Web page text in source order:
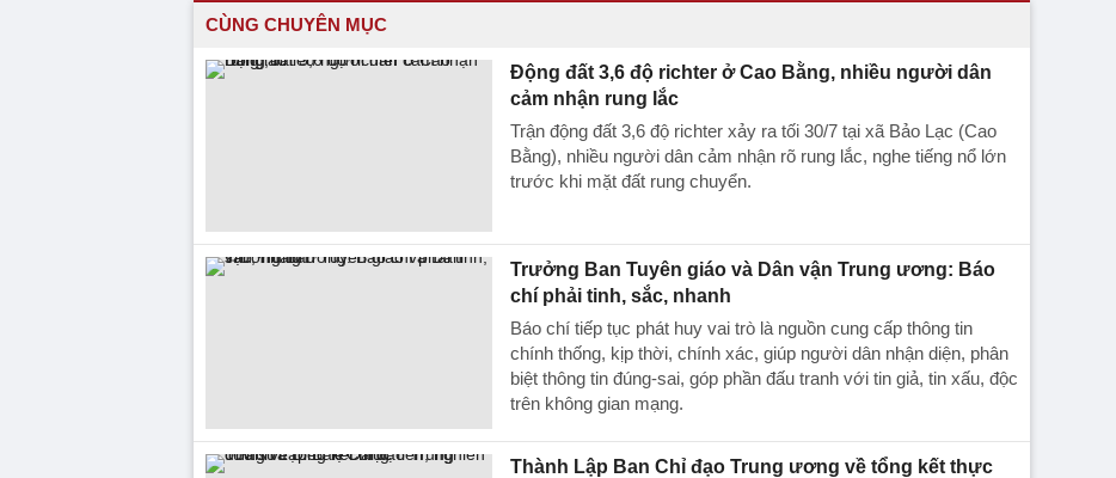
CÙNG CHUYÊN MỤC
Động đất 3,6 độ richter ở Cao Bằng, nhiều người dân
cảm nhận rung lắc
Trận động đất 3,6 độ richter xảy ra tối 30/7 tại xã Bảo Lạc (Cao
Bằng), nhiều người dân cảm nhận rõ rung lắc, nghe tiếng nổ lớn
trước khi mặt đất rung chuyển.
Trưởng Ban Tuyên giáo và Dân vận Trung ương: Báo
chí phải tinh, sắc, nhanh
Báo chí tiếp tục phát huy vai trò là nguồn cung cấp thông tin
chính thống, kịp thời, chính xác, giúp người dân nhận diện, phân
biệt thông tin đúng-sai, góp phần đấu tranh với tin giả, tin xấu, độc
trên không gian mạng.
Thành Lập Ban Chỉ đạo Trung ương về tổng kết thực